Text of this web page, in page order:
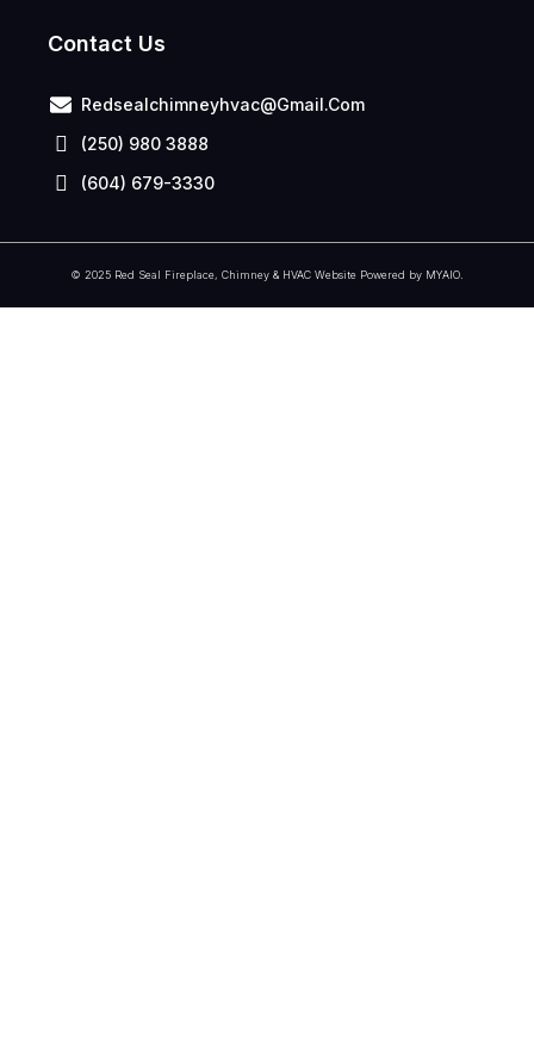
Contact Us
Redsealchimneyhvac@gmail.com
(250) 980 3888
(604) 679-3330
© 2025 Red Seal Fireplace, Chimney & HVAC Website Powered by MYAIO